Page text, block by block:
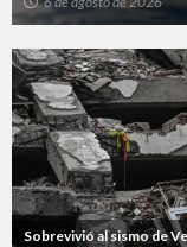
Sobrevivió al sismo de